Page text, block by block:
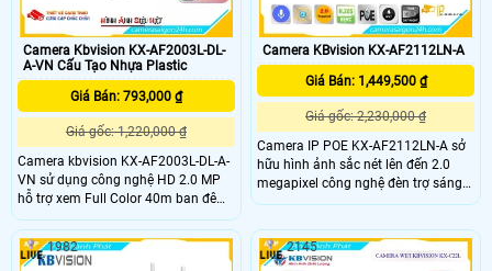
Camera Kbvision KX-AF2003L-DL-
A-VN Cấu Tạo Nhựa Plastic
Giá Bán: 793,000 ₫
Giá gốc: 1,220,000 ₫
Camera kbvision KX-AF2003L-DL-A-
VN sử dụng công nghệ HD 2.0 MP
hỗ trợ xem Full Color 40m ban đêm.
Thiết kế độc đáo cho nhà xưởng,
kho hàng lắp đặt ngoài trời đảm
bảo hình ảnh rõ nét. Camera
Camera KBvision KX-AF2112LN-A
Giá Bán: 1,449,500 ₫
Giá gốc: 2,230,000 ₫
Camera IP POE KX-AF2112LN-A sở
hữu hình ảnh sắc nét lên đến 2.0
megapixel công nghệ đèn trợ sáng
Full Color tới 30m khả năng chống
dome kim loại dễ dàng lắp đặt ở
nhiều vị trí khác nhau mà không
1982 2145